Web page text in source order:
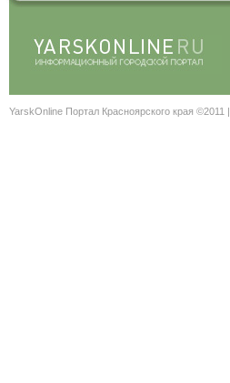
YarskOnline Портал Красноярского края ©2011 |